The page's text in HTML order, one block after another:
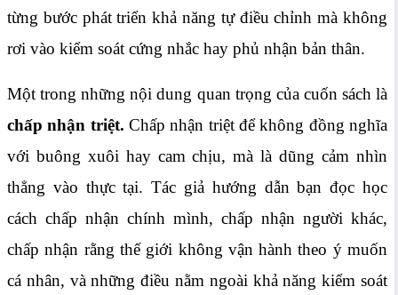
từng bước phát triển khả năng tự điều chỉnh mà không
rơi vào kiểm soát cứng nhắc hay phủ nhận bản thân.
Một trong những nội dung quan trọng của cuốn sách là
chấp nhận triệt. Chấp nhận triệt để không đồng nghĩa
với buông xuôi hay cam chịu, mà là dũng cảm nhìn
thẳng vào thực tại. Tác giả hướng dẫn bạn đọc học
cách chấp nhận chính mình, chấp nhận người khác,
chấp nhận rằng thế giới không vận hành theo ý muốn
cá nhân, và những điều nằm ngoài khả năng kiểm soát